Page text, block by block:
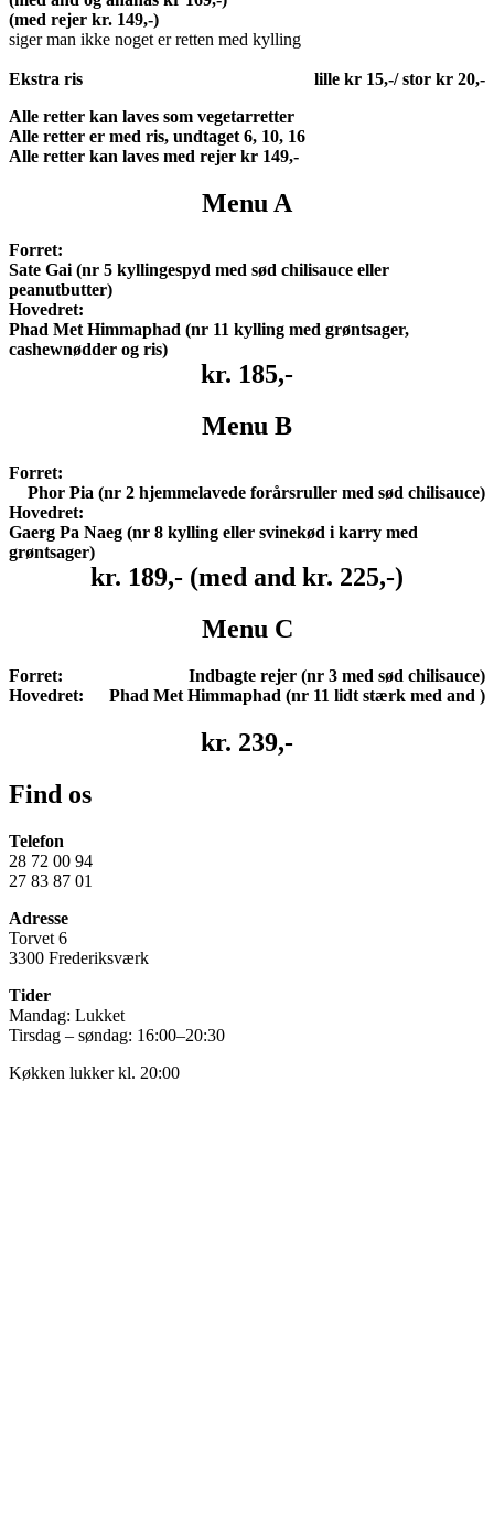
(med rejer kr. 149,-)
siger man ikke noget er retten med kylling
Ekstra ris
lille kr 15,-/ stor kr 20,-
Alle retter kan laves som vegetarretter
Alle retter er med ris, undtaget 6, 10, 16
Alle retter kan laves med rejer kr 149,-
Menu A
Forret:
Sate Gai (nr 5 kyllingespyd med sød chilisauce eller
peanutbutter)
Hovedret:
Phad Met Himmaphad (nr 11 kylling med grøntsager,
cashewnødder og ris)
kr. 185,-
Menu B
Forret:
Phor Pia (nr 2 hjemmelavede forårsruller med sød chilisauce)
Hovedret:
Gaerg Pa Naeg (nr 8 kylling eller svinekød i karry med
grøntsager)
kr. 189,- (med and kr. 225,-)
Menu C
Forret: Indbagte rejer (nr 3 med sød chilisauce)
Hovedret:
Phad Met Himmaphad (nr 11 lidt stærk med and )
kr. 239,-
Find os
Telefon
28 72 00 94
27 83 87 01
Adresse
Torvet 6
3300 Frederiksværk
Tider
Mandag: Lukket
Tirsdag – søndag: 16:00–20:30
Køkken lukker kl. 20:00